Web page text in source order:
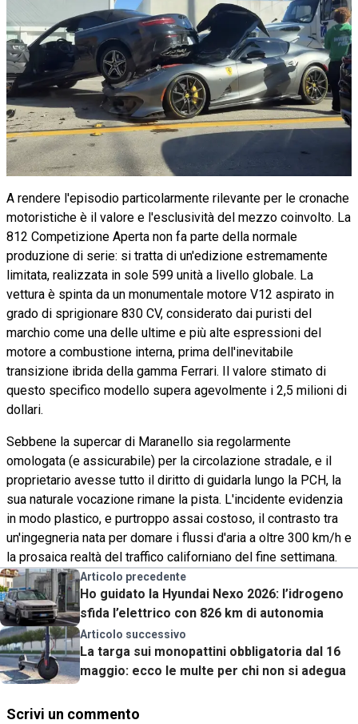
A rendere l'episodio particolarmente rilevante per le cronache
motoristiche è il valore e l'esclusività del mezzo coinvolto. La
812 Competizione Aperta non fa parte della normale
produzione di serie: si tratta di un'edizione estremamente
limitata, realizzata in sole 599 unità a livello globale. La
vettura è spinta da un monumentale motore V12 aspirato in
grado di sprigionare 830 CV, considerato dai puristi del
marchio come una delle ultime e più alte espressioni del
motore a combustione interna, prima dell'inevitabile
transizione ibrida della gamma Ferrari. Il valore stimato di
questo specifico modello supera agevolmente i 2,5 milioni di
dollari.
Sebbene la supercar di Maranello sia regolarmente
omologata (e assicurabile) per la circolazione stradale, e il
proprietario avesse tutto il diritto di guidarla lungo la PCH, la
sua naturale vocazione rimane la pista. L'incidente evidenzia
in modo plastico, e purtroppo assai costoso, il contrasto tra
un'ingegneria nata per domare i flussi d'aria a oltre 300 km/h e
la prosaica realtà del traffico californiano del fine settimana.
Articolo precedente
Ho guidato la Hyundai Nexo 2026: l’idrogeno
sfida l’elettrico con 826 km di autonomia
Articolo successivo
La targa sui monopattini obbligatoria dal 16
maggio: ecco le multe per chi non si adegua
Scrivi un commento